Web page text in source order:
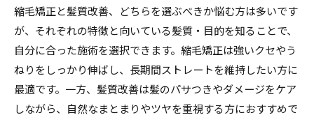
縮毛矯正と髪質改善、どちらを選ぶべきか悩む方は多いです
が、それぞれの特徴と向いている髪質・目的を知ることで、
自分に合った施術を選択できます。縮毛矯正は強いクセやう
ねりをしっかり伸ばし、長期間ストレートを維持したい方に
最適です。一方、髪質改善は髪のパサつきやダメージをケア
しながら、自然なまとまりやツヤを重視する方におすすめで